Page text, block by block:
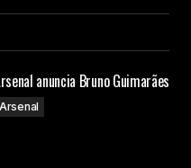
anuncia Bruno Guimarães
Arsenal